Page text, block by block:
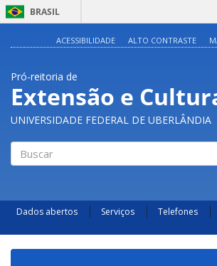
BRASIL
Acesso
ACESSIBILIDADE ALTO CONTRASTE
Pró-reitoria de
Extensão e
UNIVERSIDADE FEDERAL DE UBERLÂNDIA
Dados abertos Serviços Telefones